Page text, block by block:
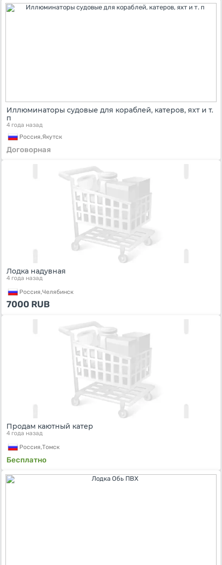
Иллюминаторы судовые для кораблей, катеров, яхт и т.
п
4 года назад
Россия,Якутск
Договорная
Лодка надувная
4 года назад
Россия,Челябинск
7000 RUB
Продам каютный катер
4 года назад
Россия,Томск
Бесплатно